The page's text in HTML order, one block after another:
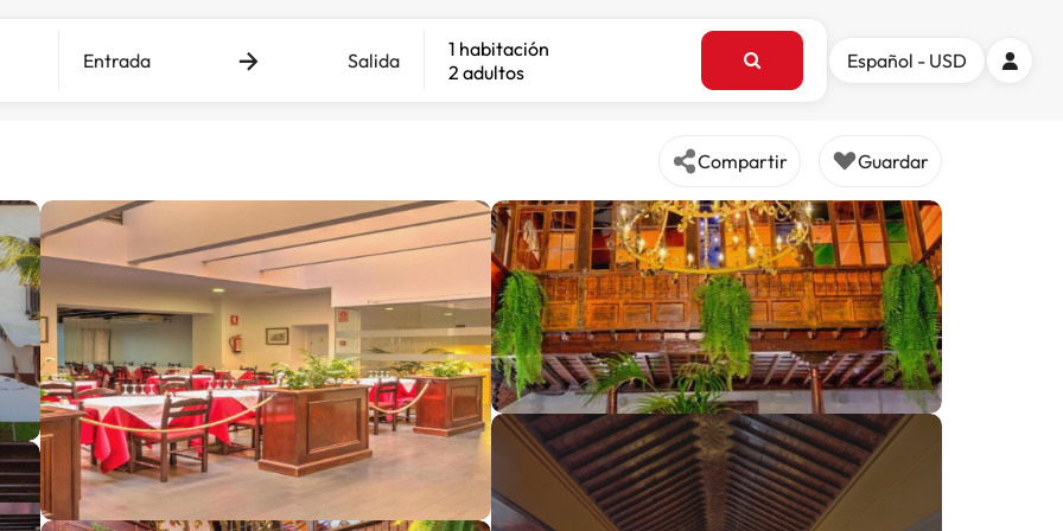
Entrada Salida
1 habitación
2 adultos
Español - USD
Compartir Guardar